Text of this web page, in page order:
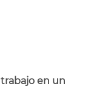
en un